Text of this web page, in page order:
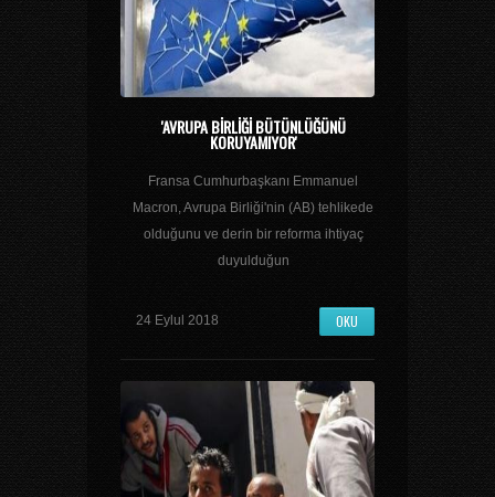
'AVRUPA BIRLIĞI BÜTÜNLÜĞÜNÜ
KORUYAMIYOR'
Fransa Cumhurbaşkanı Emmanuel
Macron, Avrupa Birliği'nin (AB) tehlikede
olduğunu ve derin bir reforma ihtiyaç
duyulduğun
24 Eylul 2018 OKU